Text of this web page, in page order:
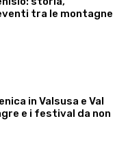
tra le montagne
in Valsusa e Val
e i festival da non